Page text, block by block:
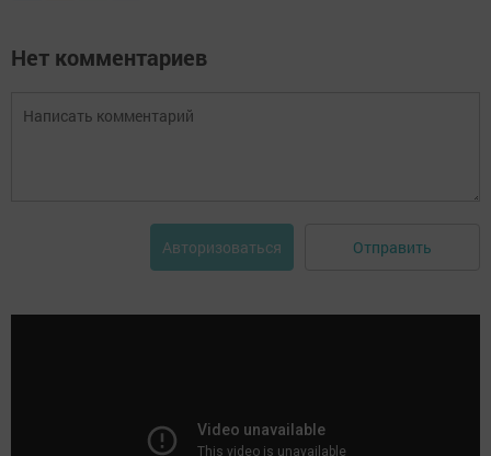
Нет комментариев
Авторизоваться Отправить